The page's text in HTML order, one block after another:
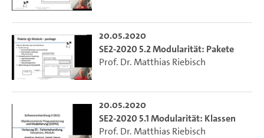
20.05.2020
SE2-2020 5.2 Modularität: Pakete
Prof. Dr. Matthias Riebisch
20.05.2020
SE2-2020 5.1 Modularität: Klassen
Prof. Dr. Matthias Riebisch